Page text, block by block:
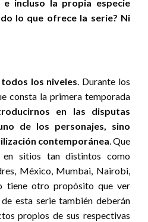
e incluso la propia especie
lo que ofrece la serie? Ni
todos los niveles. Durante los
consta la primera temporada
en las disputas
de los personajes, sino
contemporánea. Que
en sitios tan distintos como
México, Mumbai, Nairobi,
tiene otro propósito que ver
esta serie también deberán
propios de sus respectivas